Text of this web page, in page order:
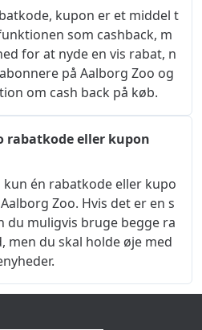
kupon er et middel t
som cashback, m
for at nyde en vis rabat, n
på Aalborg Zoo og
om cash back på køb.
rabatkode eller kupon
kun én rabatkode eller kupo
Zoo. Hvis det er en s
du muligvis bruge begge ra
men du skal holde øje med